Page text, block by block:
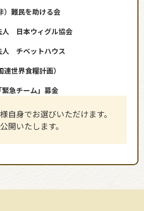
）難民を助ける会
人 日本ウィグル協会
人 チベットハウス
世界食糧計画）
急チーム」募金
自身でお選びいただけます。
開いたします。